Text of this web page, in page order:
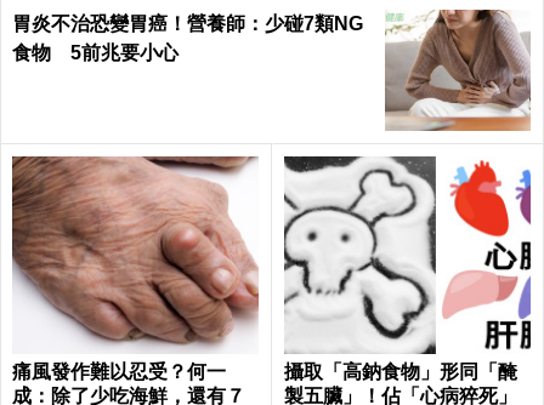
胃炎不治恐變胃癌！營養師：少碰7類NG
食物 5前兆要小心
痛風發作難以忍受？何一
成：除了少吃海鮮，還有７
攝取「高鈉食物」形同「醃
製五臟」！佔「心病猝死」